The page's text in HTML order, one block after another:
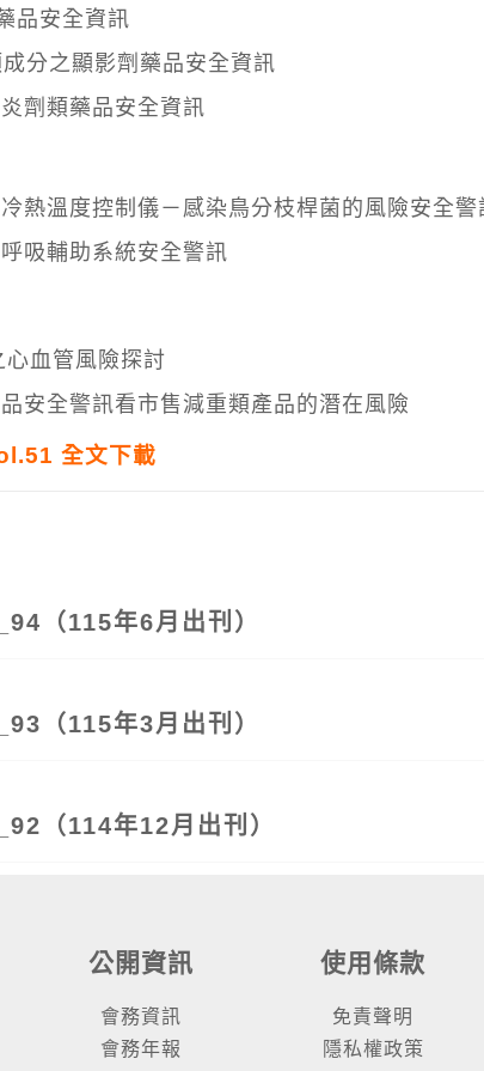
品安全資訊
分之顯影劑藥品安全資訊
劑類藥品安全資訊
熱溫度控制儀－感染鳥分枝桿菌的風險安全警
呼吸輔助系統安全警訊
血管風險探討
安全警訊看市售減重類產品的潛在風險
全文下載
（115年6月出刊）
（115年3月出刊）
（114年12月出刊）
公開資訊
會務資訊
會務年報
使用條款
免責聲明
隱私權政策